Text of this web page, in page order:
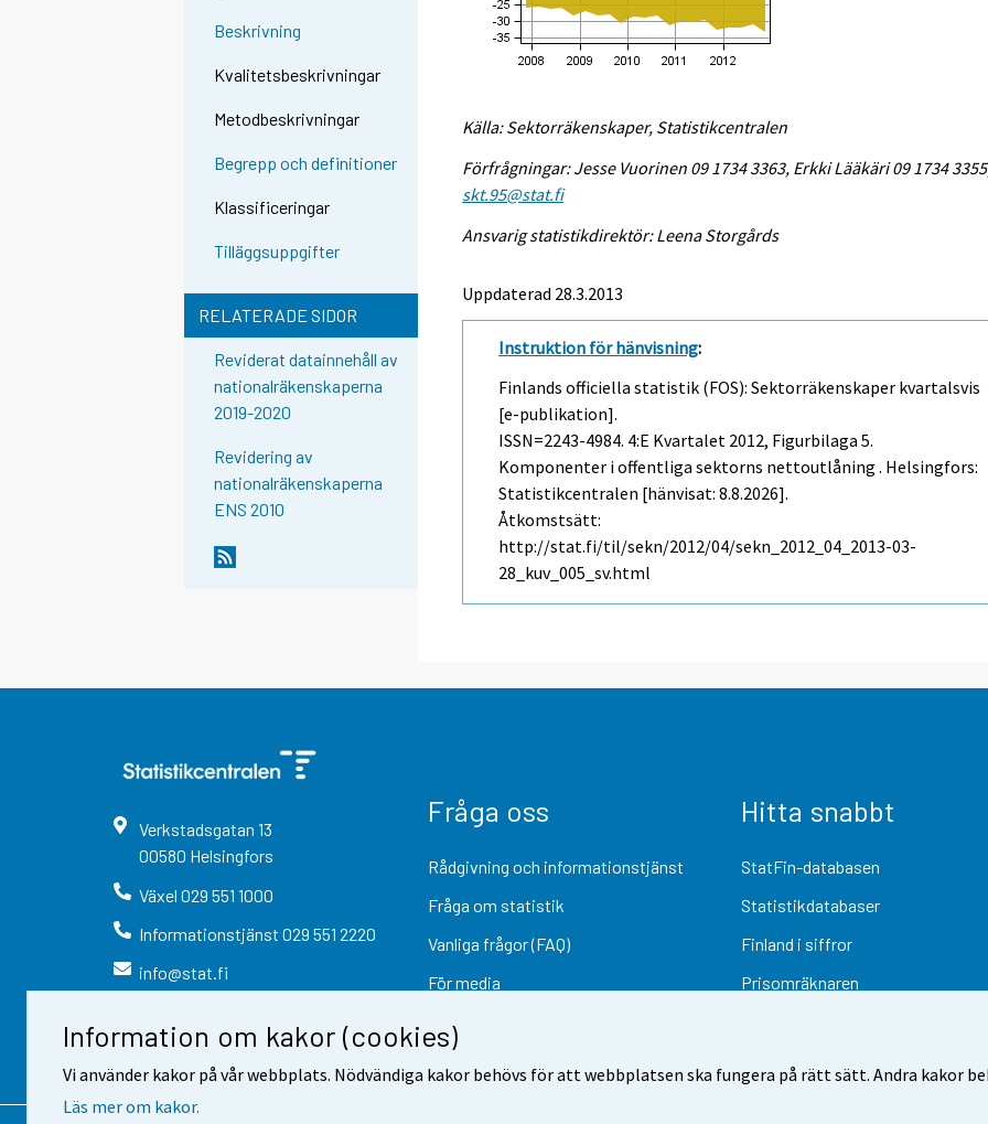
Information om kakor (cookies)
Vi använder kakor på vår webbplats. Nödvändiga kakor behövs för att webbplatsen ska fungera på rätt sätt. Andra kakor
Läs mer om kakor.
Beskrivning
Kvalitetsbeskrivningar
Metodbeskrivningar
Begrepp och definitioner
Klassificeringar
Tilläggsuppgifter
RELATERADE SIDOR
Reviderat datainnehåll av
nationalräkenskaperna
2019-2020
Revidering av
nationalräkenskaperna
ENS 2010
Källa: Sektorräkenskaper, Statistikcentralen
Förfrågningar: Jesse Vuorinen 09 1734 3363, Erkki Lääkäri 09 1734
skt.95@stat.fi
Ansvarig statistikdirektör: Leena Storgårds
Uppdaterad 28.3.2013
Instruktion för hänvisning:
Finlands officiella statistik (FOS): Sektorräkenskaper kvartalsvis
[e-publikation].
ISSN=2243-4984. 4:e Kvartalet 2012, Figurbilaga 5.
Komponenter i offentliga sektorns nettoutlåning . Helsingfors:
Statistikcentralen [hänvisat: 8.8.2026].
Åtkomstsätt:
http://stat.fi/til/sekn/2012/04/sekn_2012_04_2013-03-
28_kuv_005_sv.html
Verkstadsgatan 13
00580 Helsingfors
Växel 029 551 1000
Informationstjänst 029 551 2220
info@stat.fi
Fråga oss
Rådgivning och informationstjänst
Fråga om statistik
Vanliga frågor (FAQ)
För media
Hitta snabbt
StatFin-databasen
Statistikdatabaser
Finland i siffror
Prisomräknaren